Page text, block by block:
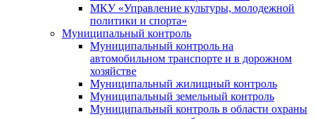
МКУ «Управление культуры, молодежной
политики и спорта»
Муниципальный контроль
Муниципальный контроль на
автомобильном транспорте и в дорожном
хозяйстве
Муниципальный жилищный контроль
Муниципальный земельный контроль
Муниципальный контроль в области охраны